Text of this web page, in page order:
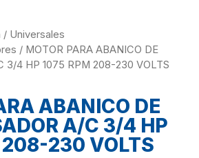
/ Universales
/ MOTOR PARA ABANICO DE
3/4 HP 1075 RPM 208-230 VOLTS
ABANICO DE
A/C 3/4 HP
208-230 VOLTS